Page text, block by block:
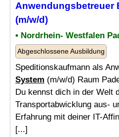
Anwendungsbetreuer
(m/w/d)
• Nordrhein- Westfalen
Abgeschlossene Ausbildung
Speditionskaufmann als
System (m/w/d) Raum
Du kennst dich in der Welt
Transportabwicklung aus-
Erfahrung mit deiner IT-
[...]